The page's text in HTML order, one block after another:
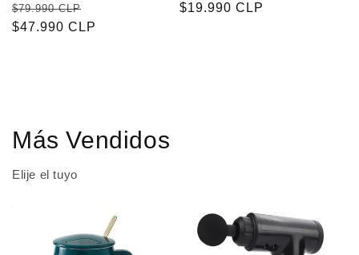
Precio
habitual
$79.990 CLP
de
$47.990 CLP
Precio
$19.990 CLP
Más Vendidos
Elije el tuyo